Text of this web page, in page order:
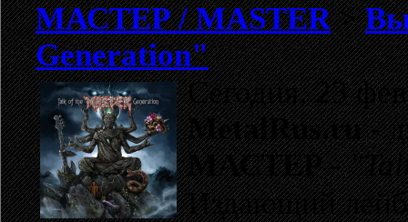
МАСТЕР / MASTER>
Generation"
Сегодня, 23
MetalRus.ru-
МАСТЕР-
Издающий